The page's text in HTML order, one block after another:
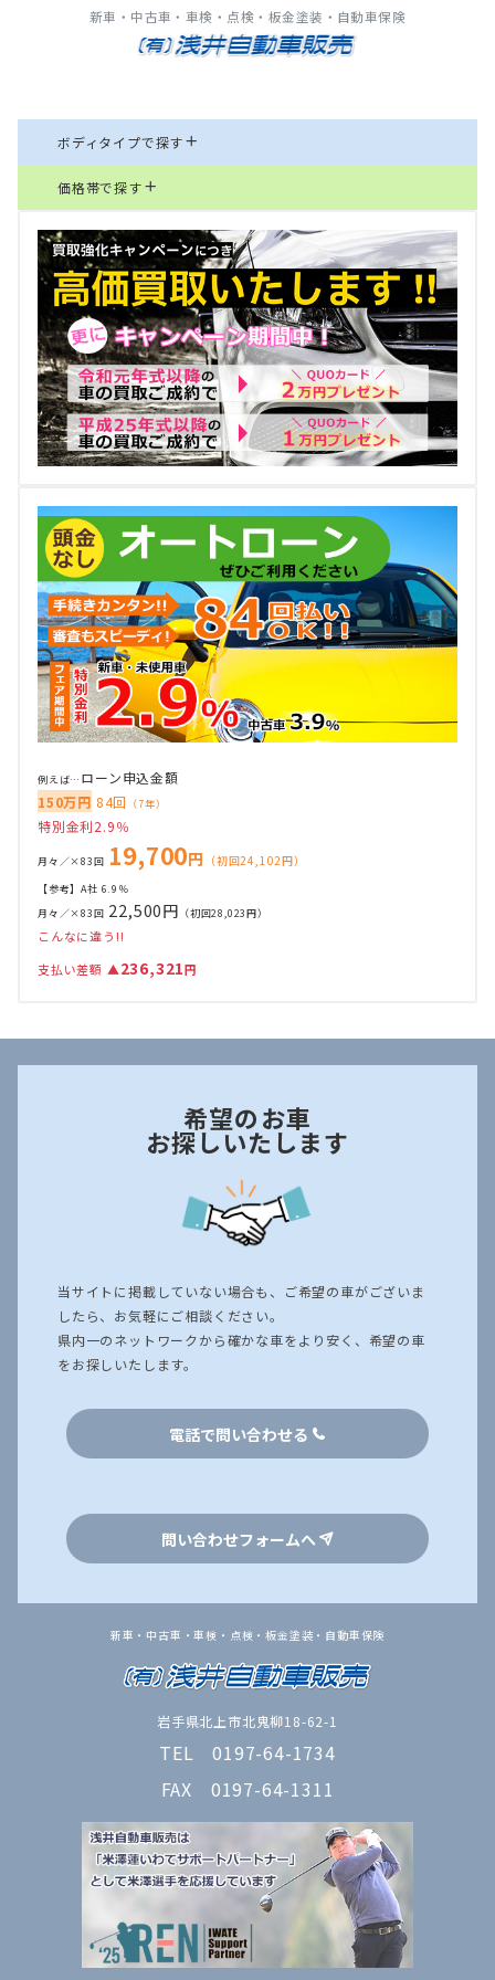
新車・中古車・車検・点検・板金塗装・自動車保険
ボディタイプで探す
価格帯で探す
例えば… ローン申込金額
150万円 84回 （7年）
特別金利2.9％
月々／×83回 19,700円 （初回24,102円）
【参考】A社 6.9％
月々／×83回 22,500円 （初回28,023円）
こんなに違う!!
支払い差額 ▲236,321円
希望のお車
お探しいたします
当サイトに掲載していない場合も、ご希望の車がございま
したら、お気軽にご相談ください。
県内一のネットワークから確かな車をより安く、希望の車
をお探しいたします。
電話で問い合わせる
問い合わせフォームへ
新車・中古車・車検・点検・板金塗装・自動車保険
岩手県北上市北鬼柳18-62-1
TEL 0197-64-1734
FAX 0197-64-1311